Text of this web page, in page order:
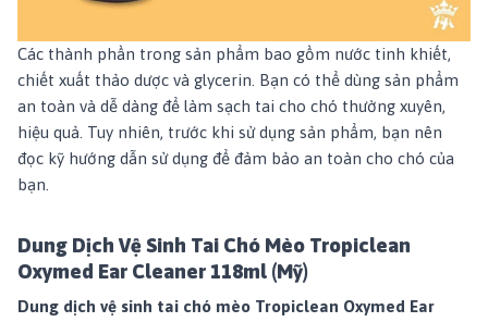
Các thành phần trong sản phẩm bao gồm nước tinh khiết,
chiết xuất thảo dược và glycerin. Bạn có thể dùng sản phẩm
an toàn và dễ dàng để làm sạch tai cho chó thường xuyên,
hiệu quả. Tuy nhiên, trước khi sử dụng sản phẩm, bạn nên
đọc kỹ hướng dẫn sử dụng để đảm bảo an toàn cho chó của
bạn.
Dung Dịch Vệ Sinh Tai Chó Mèo Tropiclean
Oxymed Ear Cleaner 118ml (Mỹ)
Dung dịch vệ sinh tai chó mèo Tropiclean Oxymed Ear